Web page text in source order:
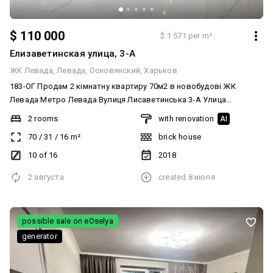
$ 110 000 $ 1 571 per m²
Елизаветинская улица, 3-А
ЖК Левада Левада Основянский Харьков
183-ОГ Продам 2 кімнатну квартиру 70м2 в новобудові ЖК
Левада Метро Левада Вулиця Лисаветинська 3-А Улица
Лизаветинская 3-А Поверх: 8/16 Площа: 70/31/16м2 Планування:
двустороння, кухня-студія дві кімнати Тип будинку: цегляний
Сучасний ремонт, тепла підлога, продаж з меблями та технікою.
Ціна: 110 000 у.о. торг реальному покупцю (код обєкту 183-ОГ)
2 rooms
70 / 31 / 16 m²
10 of 16
with renovation AI
brick house
2018
2 августа created 8 июля
possible sale on eOselya
generator